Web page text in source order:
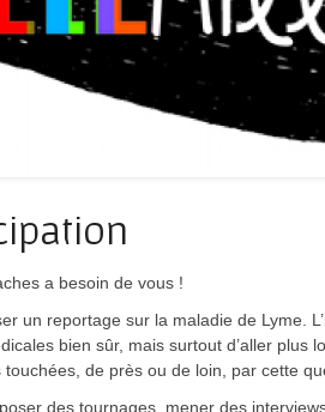
a besoin de vous !
un reportage sur la maladie de Lyme.
bien sûr, mais surtout d’aller plus
de près ou de loin, par cette
des tournages, mener des